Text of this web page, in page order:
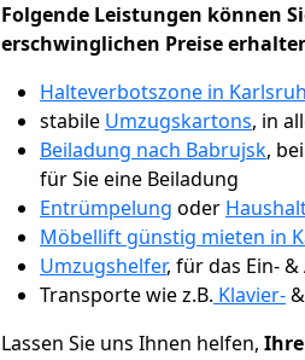
Folgende Leistungen können
erschwinglichen Preise
Halteverbotszone in
stabile Umzugskartons, in
Beiladung nach Babrujsk,
für Sie eine Beiladung
Entrümpelung oder
Möbellift günstig mieten in
Umzugshelfer, für das Ein-
Transporte wie z.B. Klavier-&
Lassen Sie uns Ihnen helfen,